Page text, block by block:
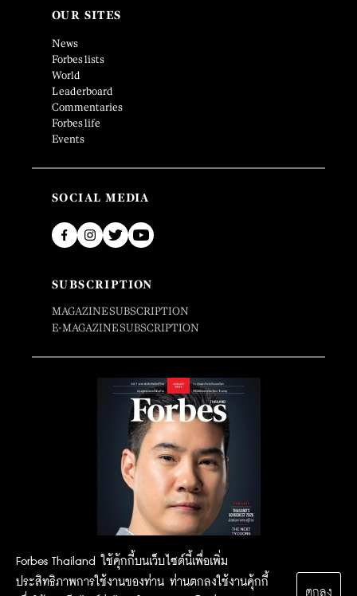
Forbes Thailand ใช้คุ้กกี้บนเว็บไซต์นี้เพื่อเพิ่ม
ประสิทธิภาพการใช้งานของท่าน ท่านตกลงใช้งานคุ้กกี้
ตกลง
OUR SITES
News
Forbes lists
World
Leaderboard
Commentaries
Forbes life
Events
SOCIAL MEDIA
SUBSCRIPTION
MAGAZINE SUBSCRIPTION
E-MAGAZINE SUBSCRIPTION